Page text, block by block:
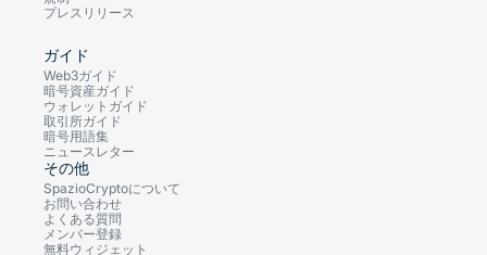
プレスリリース
ガイド
Web3ガイド
暗号資産ガイド
ウォレットガイド
取引所ガイド
暗号用語集
ニュースレター
その他
SpazioCryptoについて
お問い合わせ
よくある質問
メンバー登録
無料ウィジェット